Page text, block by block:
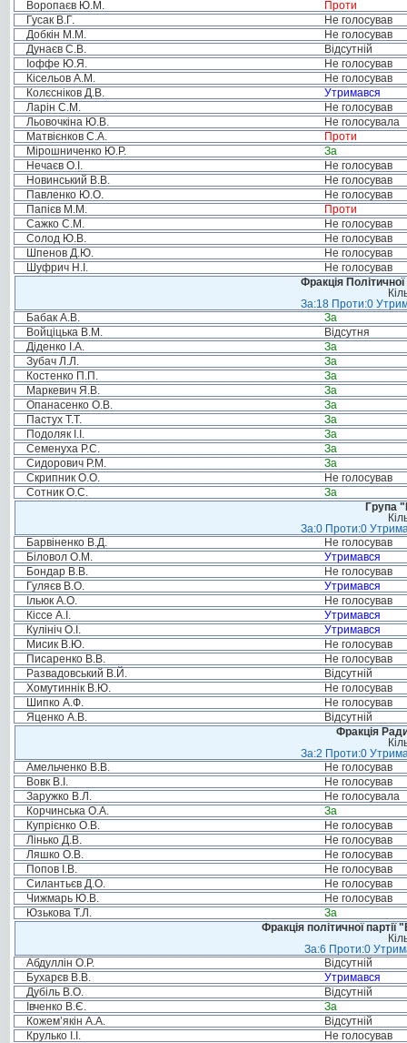
Воропаєв Ю.М.
Проти
Гусак В.Г.
Не голосував
Добкін М.М.
Не голосував
Дунаєв С.В.
Відсутній
Іоффе Ю.Я.
Не голосував
Кісельов А.М.
Не голосував
Колєсніков Д.В.
Утримався
Ларін С.М.
Не голосував
Льовочкіна Ю.В.
Не голосувала
Матвієнков С.А.
Проти
Мірошниченко Ю.Р.
За
Нечаєв О.І.
Не голосував
Новинський В.В.
Не голосував
Павленко Ю.О.
Не голосував
Папієв М.М.
Проти
Сажко С.М.
Не голосував
Солод Ю.В.
Не голосував
Шпенов Д.Ю.
Не голосував
Шуфрич Н.І.
Не голосував
Фракція
За:18 Проти:0
Бабак А.В.
За
Войціцька В.М.
Відсутня
Діденко І.А.
За
Зубач Л.Л.
За
Костенко П.П.
За
Маркевич Я.В.
За
Опанасенко О.В.
За
Пастух Т.Т.
За
Подоляк І.І.
За
Семенуха Р.С.
За
Сидорович Р.М.
За
Скрипник О.О.
Не голосував
Сотник О.С.
За
Група
За:0 Проти:0
Барвіненко В.Д.
Не голосував
Біловол О.М.
Утримався
Бондар В.В.
Не голосував
Гуляєв В.О.
Утримався
Ільюк А.О.
Не голосував
Кіссе А.І.
Утримався
Кулініч О.І.
Утримався
Мисик В.Ю.
Не голосував
Писаренко В.В.
Не голосував
Развадовський В.Й.
Відсутній
Хомутиннік В.Ю.
Не голосував
Шипко А.Ф.
Не голосував
Яценко А.В.
Відсутній
Фракція
За:2 Проти:0
Амельченко В.В.
Не голосував
Вовк В.І.
Не голосував
Заружко В.Л.
Не голосувала
Корчинська О.А.
За
Купрієнко О.В.
Не голосував
Лінько Д.В.
Не голосував
Ляшко О.В.
Не голосував
Попов І.В.
Не голосував
Силантьєв Д.О.
Не голосував
Чижмарь Ю.В.
Не голосував
Юзькова Т.Л.
За
Фракція політичної
За:6 Проти:0
Абдуллін О.Р.
Відсутній
Бухарєв В.В.
Утримався
Дубіль В.О.
Відсутній
Івченко В.Є.
За
Кожем’якін А.А.
Відсутній
Крулько І.І.
Не голосував